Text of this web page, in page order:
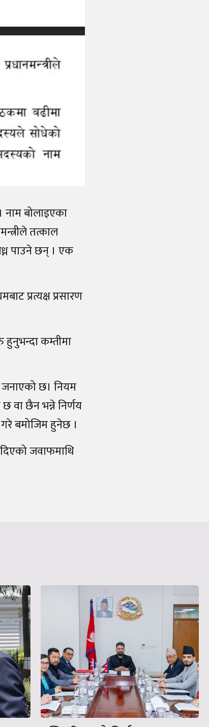
नाम बोलाइएका
तत्काल
पाउने छन् । एक
प्रत्यक्ष प्रसारण
कम्तीमा
जनाएको छ। नियम
छ वा छैन भन्ने निर्णय
बमोजिम हुनेछ ।
जवाफमाथि